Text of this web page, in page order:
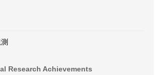
Research Achievements